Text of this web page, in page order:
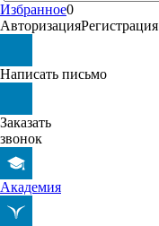
Избранное0
АвторизацияРегистрация
Написать письмо
Заказать
звонок
Академия